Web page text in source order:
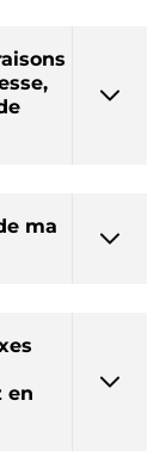
ma
en